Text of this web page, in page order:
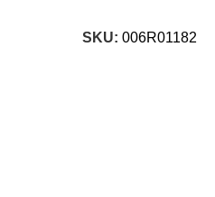
SKU: 006R01182